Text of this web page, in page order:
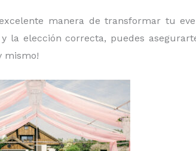
manera de transformar tu
la elección correcta, puedes
mismo!